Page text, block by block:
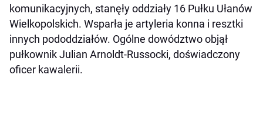
komunikacyjnych, stanęły oddziały 16 Pułku Ułanów
Wielkopolskich. Wsparła je artyleria konna i resztki
innych pododdziałów. Ogólne dowództwo objął
pułkownik Julian Arnoldt-Russocki, doświadczony
oficer kawalerii.